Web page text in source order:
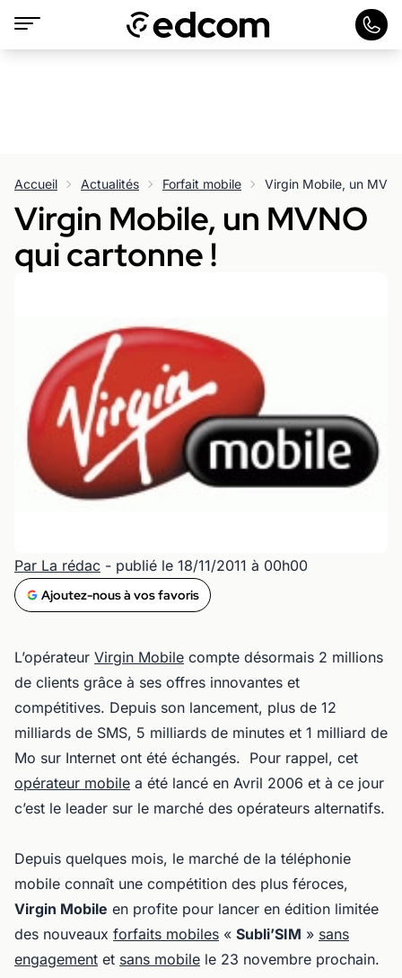
Accueil Actualités Forfait mobile Virgin Mobile, un
Virgin Mobile, un MVNO
qui cartonne !
Par La rédac - publié le 18/11/2011 à 00h00
Ajoutez-nous à vos favoris
L’opérateur Virgin Mobile compte désormais 2 millions
de clients grâce à ses offres innovantes et
compétitives. Depuis son lancement, plus de 12
milliards de SMS, 5 milliards de minutes et 1 milliard de
Mo sur Internet ont été échangés. Pour rappel, cet
opérateur mobile a été lancé en Avril 2006 et à ce jour
c’est le leader sur le marché des opérateurs alternatifs.
Depuis quelques mois, le marché de la téléphonie
mobile connaît une compétition des plus féroces,
Virgin Mobile en profite pour lancer en édition limitée
des nouveaux forfaits mobiles « Subli’SIM » sans
engagement et sans mobile le 23 novembre prochain.